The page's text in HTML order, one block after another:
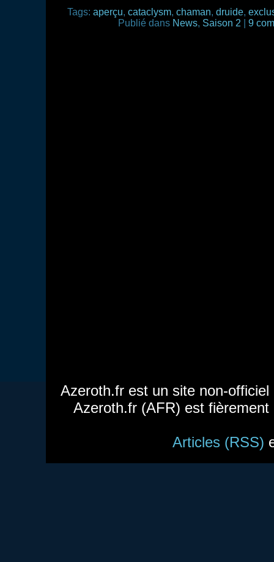
Tags: aperçu, cataclysm, chaman, druide,
Publié dans News, Saison 2 9
Azeroth.fr est un site non-
Azeroth.fr (AFR) est
Articles (RSS)